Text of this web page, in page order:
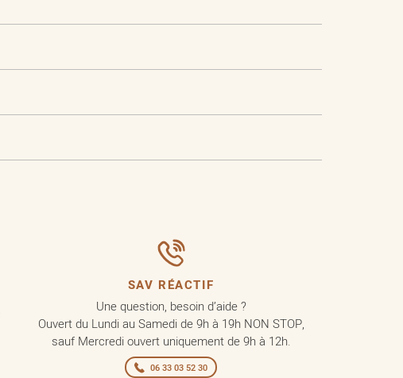
SAV RÉACTIF
Une question, besoin d’aide ?
Ouvert du Lundi au Samedi de 9h à 19h NON STOP,
sauf Mercredi ouvert uniquement de 9h à 12h.
06 33 03 52 30